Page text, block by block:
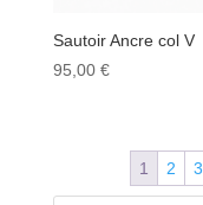
Sautoir Ancre col V
95,00 €
1 2 3